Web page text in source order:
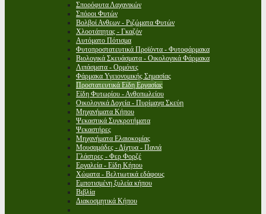
Σπορόφυτα Λαχανικών
Σπόροι Φυτών
Βολβοί Ανθεων - Ριζώματα Φυτών
Χλοοτάπητας - Γκαζόν
Αυτόματο Πότισμα
Φυτοπροστατευτικά Προϊόντα - Φυτοφάρμακα
Βιολογικά Σκευάσματα - Οικολογικά Φάρμακα
Λιπάσματα - Ορμόνες
Φάρμακα Υγειονομικής Σημασίας
Προστατευτικά Είδη Εργασίας
Είδη Φυτωρίου - Ανθοπωλείου
Οικολογικά Δοχεία - Πυρίμαχα Σκεύη
Μηχανήματα Κήπου
Ψεκαστικά Συγκροτήματα
Ψεκαστήρες
Μηχανήματα Ελαιοκομίας
Μουσαμάδες - Δίχτυα - Πανιά
Γλάστρες - Φερ Φορζέ
Εργαλεία - Είδη Κήπου
Χώματα - Βελτιωτικά εδάφους
Εμποτισμένη ξυλεία κήπου
Βιβλία
Διακοσμητικά Κήπου